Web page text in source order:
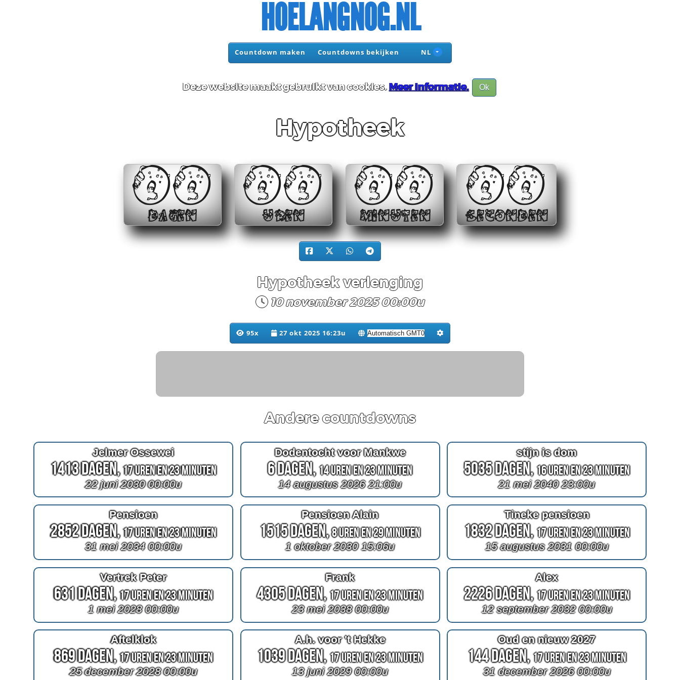
HOELANGNOG.NL
Countdown maken Countdowns bekijken NL
Deze website maakt gebruikt van cookies.Meer informatie. Ok
Hypotheek
00
DAGEN
00
UREN
00
MINUTEN
00
SECONDEN
Hypotheek verlenging
10 november 2025 00:00u
95x 27 okt 2025 16:23u
Andere countdowns
Jelmer Ossewei
1413 Dagen,17 Uren en 23 Minuten
22 juni 2030 00:00u
Dodentocht voor Mankwe
6 Dagen,14 Uren en 23 Minuten
14 augustus 2026 21:00u
stijn is dom
5035 Dagen,16 Uren en 23 Minuten
21 mei 2040 23:00u
Pensioen
2852 Dagen,17 Uren en 23 Minuten
31 mei 2034 00:00u
Pensioen Alain
1515 Dagen,8 Uren en 29 Minuten
1 oktober 2030 15:06u
Tineke pensioen
1832 Dagen,17 Uren en 23 Minuten
15 augustus 2031 00:00u
Vertrek Peter
631 Dagen,17 Uren en 23 Minuten
1 mei 2028 00:00u
Frank
4305 Dagen,17 Uren en 23 Minuten
23 mei 2038 00:00u
Alex
2226 Dagen,17 Uren en 23 Minuten
12 september 2032 00:00u
Aftelklok
869 Dagen,17 Uren en 23 Minuten
25 december 2028 00:00u
A.h. voor 't Hekke
1039 Dagen,17 Uren en 23 Minuten
13 juni 2029 00:00u
Oud en nieuw 2027
144 Dagen,17 Uren en 23 Minuten
31 december 2026 00:00u